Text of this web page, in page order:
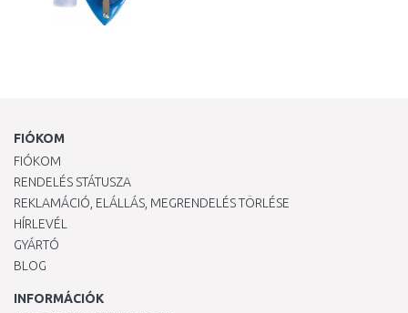
FIÓKOM
FIÓKOM
RENDELÉS STÁTUSZA
REKLAMÁCIÓ, ELÁLLÁS, MEGRENDELÉS TÖRLÉSE
HÍRLEVÉL
GYÁRTÓ
BLOG
INFORMÁCIÓK